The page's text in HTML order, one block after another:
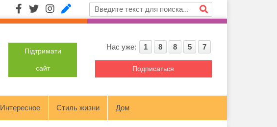
Підтримати
сайт
Нас уже: 1 8 8 5 7
Подписаться
Интересное Стиль жизни Дом